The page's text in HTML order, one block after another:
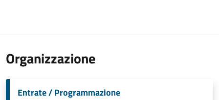
Organizzazione
Entrate / Programmazione